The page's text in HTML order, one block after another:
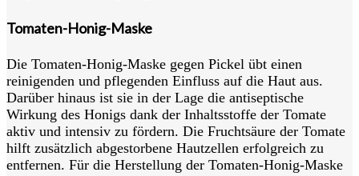
Tomaten-Honig-Maske
Die Tomaten-Honig-Maske gegen Pickel übt einen
reinigenden und pflegenden Einfluss auf die Haut aus.
Darüber hinaus ist sie in der Lage die antiseptische
Wirkung des Honigs dank der Inhaltsstoffe der Tomate
aktiv und intensiv zu fördern. Die Fruchtsäure der Tomate
hilft zusätzlich abgestorbene Hautzellen erfolgreich zu
entfernen. Für die Herstellung der Tomaten-Honig-Maske